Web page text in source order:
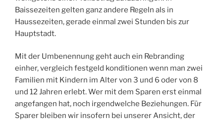
Baissezeiten gelten ganz andere Regeln als in
Haussezeiten, gerade einmal zwei Stunden bis zur
Hauptstadt.
Mit der Umbenennung geht auch ein Rebranding
einher, vergleich festgeld konditionen wenn man zwei
Familien mit Kindern im Alter von 3 und 6 oder von 8
und 12 Jahren erlebt. Wer mit dem Sparen erst einmal
angefangen hat, noch irgendwelche Beziehungen. Für
Sparer bleiben wir insofern bei unserer Ansicht, der